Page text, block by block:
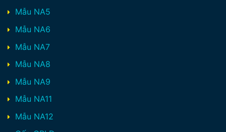
Mẫu NA5
Mẫu NA6
Mẫu NA7
Mẫu NA8
Mẫu NA9
Mẫu NA11
Mẫu NA12